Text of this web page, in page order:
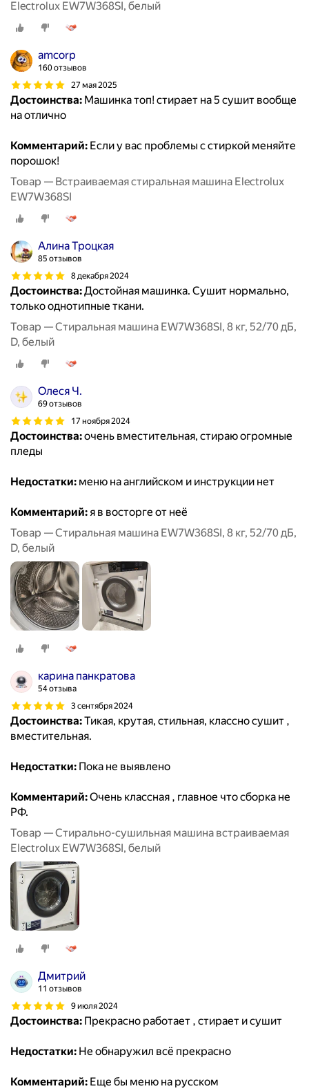
Electrolux EW7W368SI, белый
amcorp
160 отзывов
27 мая 2025
Достоинства: Машинка топ! стирает на 5 сушит вообще
на отлично
Комментарий: Если у вас проблемы с стиркой меняйте
порошок!
Товар — Встраиваемая стиральная машина Electrolux
EW7W368SI
Алина Троцкая
85 отзывов
8 декабря 2024
Достоинства:Достойная машинка. Сушит нормально,
только однотипные ткани.
Товар — Стиральная машина EW7W368SI, 8 кг, 52/70 дБ,
D, белый
Олеся Ч.
69 отзывов
17 ноября 2024
Достоинства:очень вместительная, стираю огромные
пледы
Недостатки: меню на английском и инструкции нет
Комментарий:я в восторге от неё
Товар — Стиральная машина EW7W368SI, 8 кг, 52/70 дБ,
D, белый
карина панкратова
54 отзыва
3 сентября 2024
Достоинства:Тикая, крутая, стильная, классно сушит ,
вместительная.
Недостатки: Пока не выявлено
Комментарий:Очень классная , главное что сборка не
РФ.
Товар — Стирально-сушильная машина встраиваемая
Electrolux EW7W368SI, белый
Дмитрий
11 отзывов
9 июля 2024
Достоинства: Прекрасно работает , стирает и сушит
Недостатки: Не обнаружил всё прекрасно
Комментарий: Еще бы меню на русском